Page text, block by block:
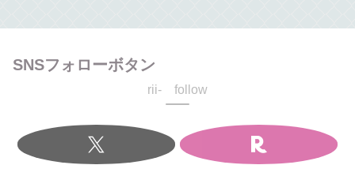
SNSフォローボタン
rii- follow